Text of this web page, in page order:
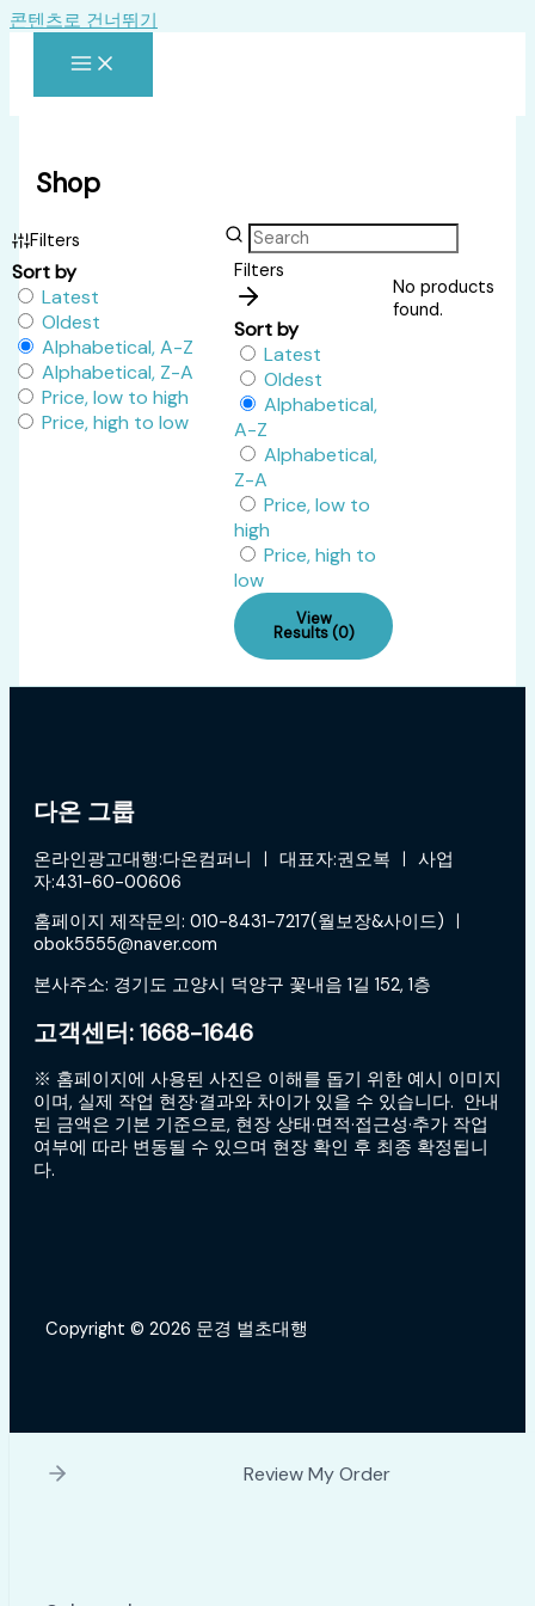
콘텐츠로 건너뛰기
Shop
Filters
Sort by
Latest
Oldest
Alphabetical, A-Z
Alphabetical, Z-A
Price, low to high
Price, high to low
Filters
Sort by
Latest
Oldest
Alphabetical,
A-Z
Alphabetical,
Z-A
Price, low to
high
Price, high to
low
View
Results (0)
No products
found.
다온 그룹
온라인광고대행:다온컴퍼니 ㅣ 대표자:권오복 ㅣ 사업
자:431-60-00606
홈페이지 제작문의: 010-8431-7217(월보장&사이드) ㅣ
obok5555@naver.com
본사주소: 경기도 고양시 덕양구 꽃내음 1길 152, 1층
고객센터: 1668-1646
※ 홈페이지에 사용된 사진은 이해를 돕기 위한 예시 이미지
이며, 실제 작업 현장·결과와 차이가 있을 수 있습니다. 안내
된 금액은 기본 기준으로, 현장 상태·면적·접근성·추가 작업
여부에 따라 변동될 수 있으며 현장 확인 후 최종 확정됩니
다.
Copyright © 2026 문경 벌초대행
Review My Order